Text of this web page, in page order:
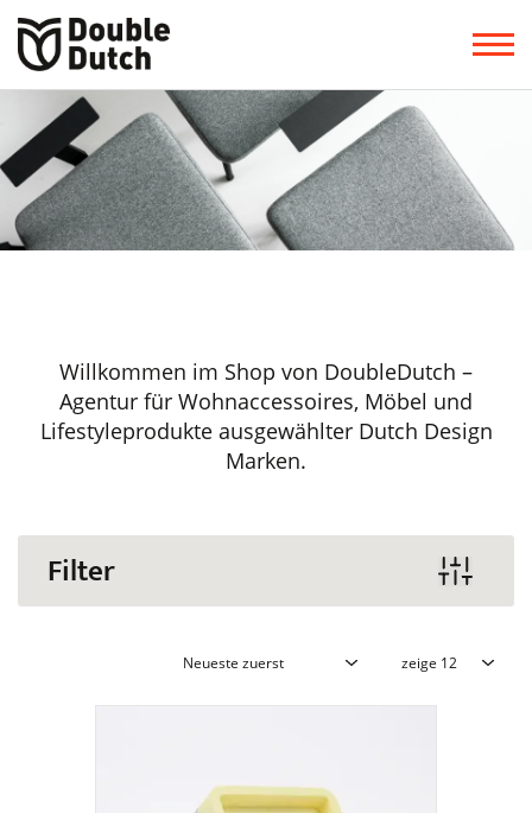
Willkommen im Shop von DoubleDutch –
Agentur für Wohnaccessoires, Möbel und
Lifestyleprodukte ausgewählter Dutch Design
Marken.
Filter